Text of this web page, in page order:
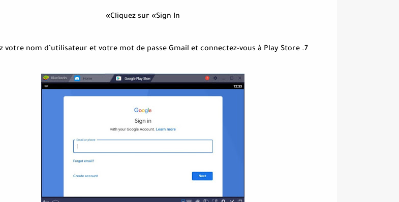
Cliquez sur «Sign In»
7. Entrez votre nom d’utilisateur et votre mot de passe Gmail et connectez-vous à Play Store.